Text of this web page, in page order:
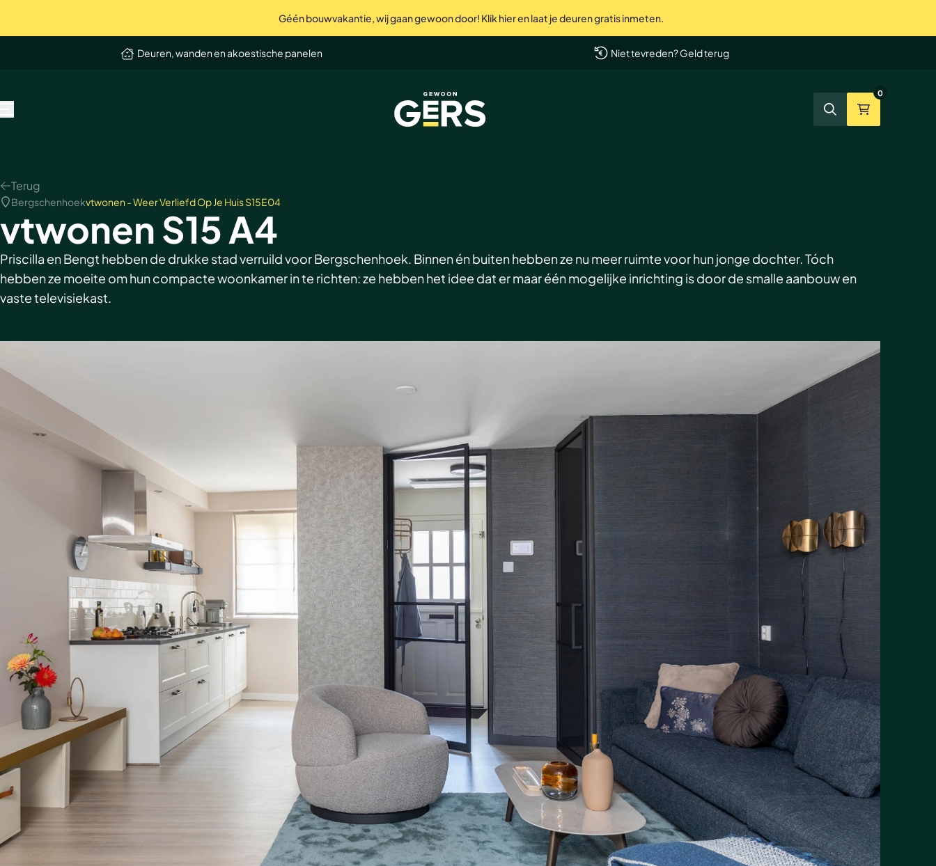
Géén bouwvakantie, wij gaan gewoon door! Klik hier en laat je deuren gratis inmeten.
Uitstekend4.9 / 5
op Trustpilot Perfecte service tot in de puntjes
MENU
GewoonGers
ZoekenWinkelmand
0
Terug
Bergschenhoekvtwonen - Weer Verliefd Op Je Huis S15E04
vtwonen S15 A4
Priscilla en Bengt hebben de drukke stad verruild voor Bergschenhoek. Binnen én buiten hebben ze nu meer ruimte voor hun jonge dochter. Tóch
hebben ze moeite om hun compacte woonkamer in te richten: ze hebben het idee dat er maar één mogelijke inrichting is door de smalle aanbouw en
vaste televisiekast.